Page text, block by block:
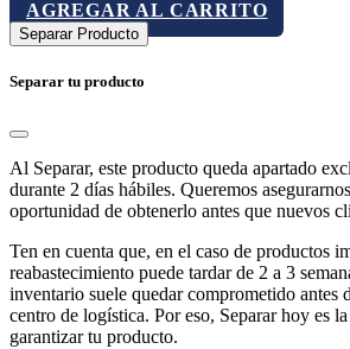
AGREGAR AL CARRITO
Separar Producto
Separar tu producto
Al Separar, este producto queda apartado
durante 2 días hábiles. Queremos
oportunidad de obtenerlo antes que nuevos
Ten en cuenta que, en el caso de productos
reabastecimiento puede tardar de 2 a 3
inventario suele quedar comprometido antes
centro de logística. Por eso, Separar hoy es
garantizar tu producto.